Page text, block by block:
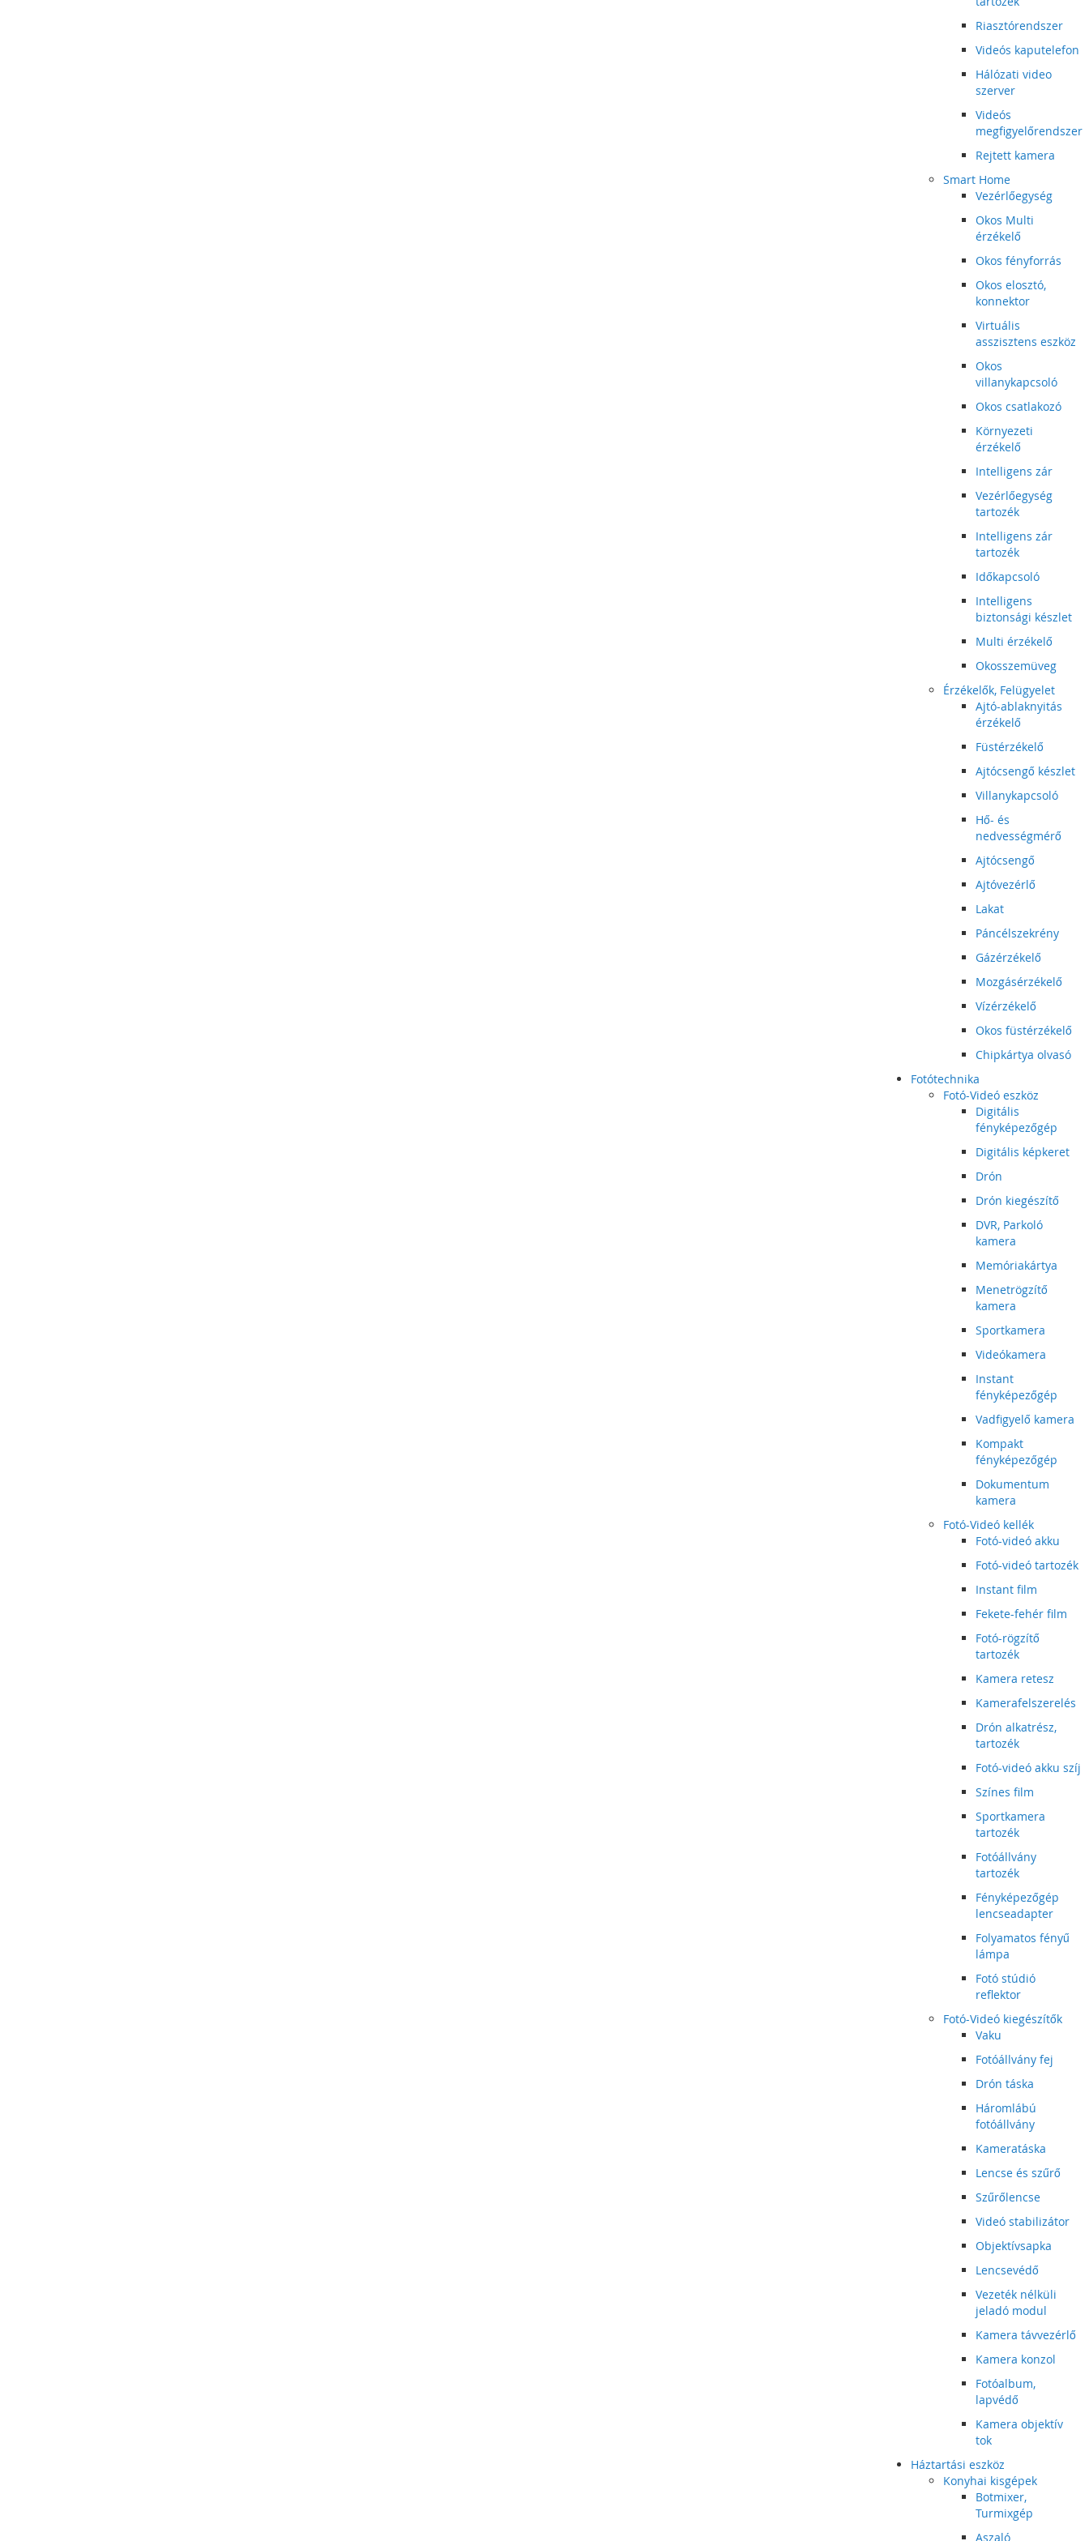
Riasztórendszer
Videós kaputelefon
Hálózati video
szerver
Videós
megfigyelőrendszer
Rejtett kamera
Smart Home
Vezérlőegység
Okos Multi
érzékelő
Okos fényforrás
Okos elosztó,
konnektor
Virtuális
asszisztens eszköz
Okos
villanykapcsoló
Okos csatlakozó
Környezeti
érzékelő
Intelligens zár
Vezérlőegység
tartozék
Intelligens zár
tartozék
Időkapcsoló
Intelligens
biztonsági készlet
Multi érzékelő
Okosszemüveg
Érzékelők, Felügyelet
Ajtó-ablaknyitás
érzékelő
Füstérzékelő
Ajtócsengő készlet
Villanykapcsoló
Hő- és
nedvességmérő
Ajtócsengő
Ajtóvezérlő
Lakat
Páncélszekrény
Gázérzékelő
Mozgásérzékelő
Vízérzékelő
Okos füstérzékelő
Chipkártya olvasó
Fotótechnika
Fotó-Videó eszköz
Digitális
fényképezőgép
Digitális képkeret
Drón
Drón kiegészítő
DVR, Parkoló
kamera
Memóriakártya
Menetrögzítő
kamera
Sportkamera
Videókamera
Instant
fényképezőgép
Vadfigyelő kamera
Kompakt
fényképezőgép
Dokumentum
kamera
Fotó-Videó kellék
Fotó-videó akku
Fotó-videó tartozék
Instant film
Fekete-fehér film
Fotó-rögzítő
tartozék
Kamera retesz
Kamerafelszerelés
Drón alkatrész,
tartozék
Fotó-videó akku szíj
Színes film
Sportkamera
tartozék
Fotóállvány
tartozék
Fényképezőgép
lencseadapter
Folyamatos fényű
lámpa
Fotó stúdió
reflektor
Fotó-Videó kiegészítők
Vaku
Fotóállvány fej
Drón táska
Háromlábú
fotóállvány
Kameratáska
Lencse és szűrő
Szűrőlencse
Videó stabilizátor
Objektívsapka
Lencsevédő
Vezeték nélküli
jeladó modul
Kamera távvezérlő
Kamera konzol
Fotóalbum,
lapvédő
Kamera objektív
tok
Háztartási eszköz
Konyhai kisgépek
Botmixer,
Turmixgép
Aszaló